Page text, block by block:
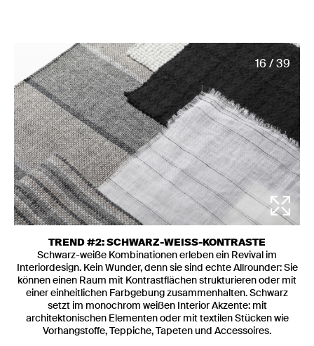
16 / 39
TREND #2: SCHWARZ-WEISS-KONTRASTE
Schwarz-weiße Kombinationen erleben ein Revival im
Interiordesign. Kein Wunder, denn sie sind echte Allrounder: Sie
können einen Raum mit Kontrastflächen strukturieren oder mit
einer einheitlichen Farbgebung zusammenhalten. Schwarz
setzt im monochrom weißen Interior Akzente: mit
architektonischen Elementen oder mit textilen Stücken wie
Vorhangstoffe, Teppiche, Tapeten und Accessoires.